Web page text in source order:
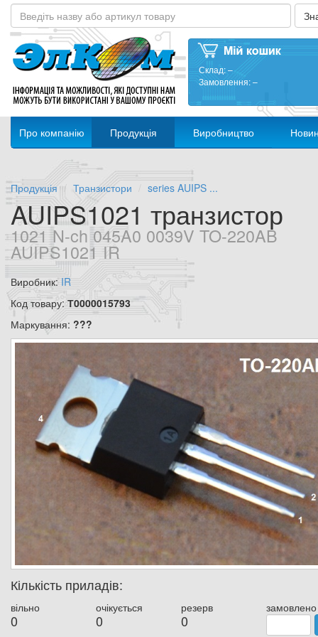
Склад:–
Замовлення:–
Про компанію Продукція Виробництво
Продукція Транзистори series AUIPS ...
AUIPS1021 транзистор
1021 N-ch 045A0 0039V TO-220AB
AUIPS1021 IR
Виробник: IR
Код товару:Т0000015793
Маркування: ???
Кількість приладів:
вільно
0
очікується
0
резерв
0
замовлено